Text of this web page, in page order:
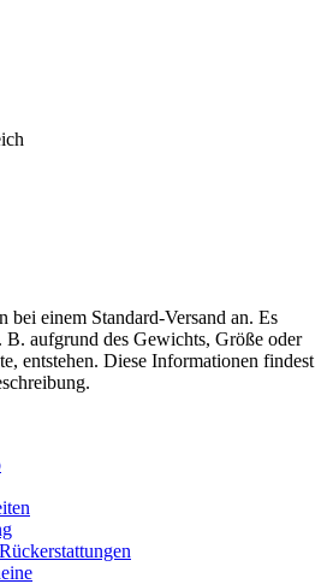
einem Standard-Versand an. Es
aufgrund des Gewichts, Größe oder
entstehen. Diese Informationen findest